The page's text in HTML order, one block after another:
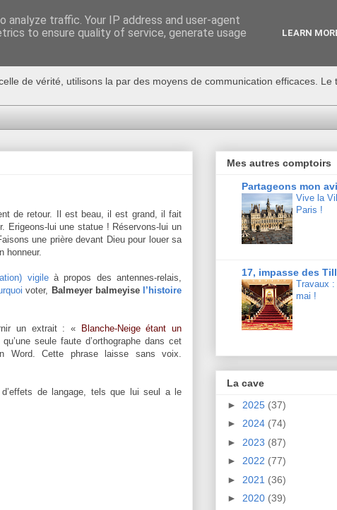
de vérité, utilisons la par des moyens de communication efficaces. Le
de retour. Il est beau, il est grand, il fait
Erigeons-lui une statue ! Réservons-lui un
une prière devant Dieu pour louer sa
honneur.
vigileà propos des antennes-relais,
voter, Balmeyer balmeyise l’histoire
un extrait : «
Blanche-Neige étant un
seule faute d’orthographe dans cet
Word. Cette phrase laisse sans voix.
d’effets de langage, tels que lui seul a le
Mes autres comptoirs
Partageons mon
Vive la
Paris !
17, impasse des
Travaux
mai !
La cave
► 2025 (37)
► 2024 (74)
► 2023 (87)
► 2022 (77)
► 2021 (36)
► 2020 (39)
traffic. Your IP address and user-agent
to ensure quality of service, generate usage
LEARN